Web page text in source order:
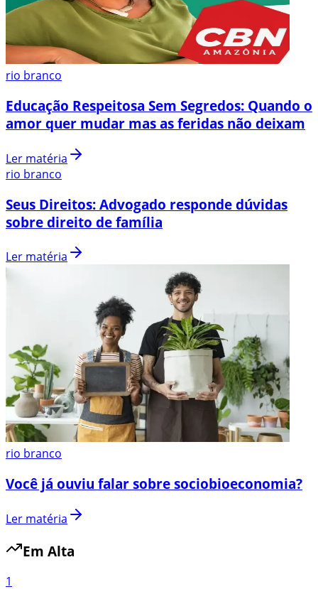
rio branco
Educação Respeitosa Sem Segredos: Quando o
amor quer mudar mas as feridas não deixam
Ler matéria
rio branco
Seus Direitos: Advogado responde dúvidas
sobre direito de família
Ler matéria
rio branco
Você já ouviu falar sobre sociobioeconomia?
Ler matéria
Em Alta
1